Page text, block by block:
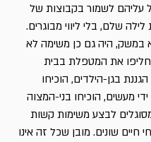
עליהם לשמור בקבוצות של
שלם, בלי ליווי מבוגרים.
במשק, היה גם כן משימה לא
את המטפלת בבית
בגן-הילדים, הוכיחו
מעשים, הוכיחו בני-המצוה
לבצע משימות קשות
חיים שונים. מובן שכל זה אינו